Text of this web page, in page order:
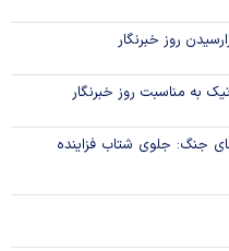
روز خبرنگار
به مناسبت روز خبرنگار
جنگ: جلوی شتاب فزاینده